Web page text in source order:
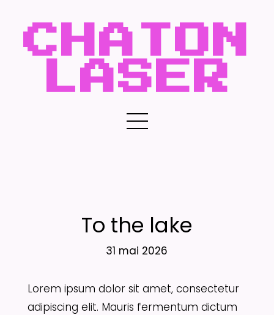
CHATON
LASER
To the lake
31 mai 2026
Lorem ipsum dolor sit amet, consectetur
adipiscing elit. Mauris fermentum dictum